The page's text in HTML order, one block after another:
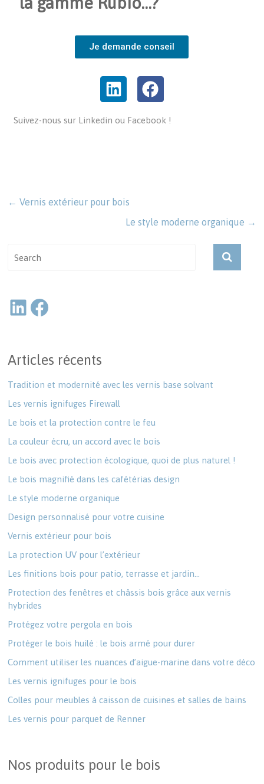
Je demande conseil
Suivez-nous sur Linkedin ou Facebook !
← Vernis extérieur pour bois
Le style moderne organique →
Articles récents
Tradition et modernité avec les vernis base solvant
Les vernis ignifuges Firewall
Le bois et la protection contre le feu
La couleur écru, un accord avec le bois
Le bois avec protection écologique, quoi de plus naturel !
Le bois magnifié dans les cafétérias design
Le style moderne organique
Design personnalisé pour votre cuisine
Vernis extérieur pour bois
La protection UV pour l’extérieur
Les finitions bois pour patio, terrasse et jardin…
Protection des fenêtres et châssis bois grâce aux vernis
hybrides
Protégez votre pergola en bois
Protéger le bois huilé : le bois armé pour durer
Comment utiliser les nuances d’aigue-marine dans votre déco
Les vernis ignifuges pour le bois
Colles pour meubles à caisson de cuisines et salles de bains
Les vernis pour parquet de Renner
Nos produits pour le bois